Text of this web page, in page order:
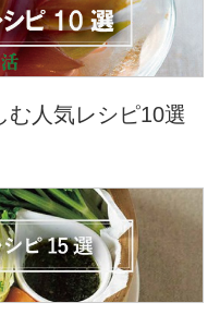
人気レシピ10選